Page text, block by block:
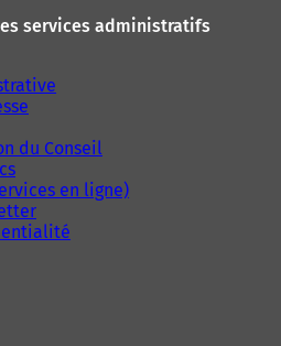
services administratifs
du Conseil
en ligne)